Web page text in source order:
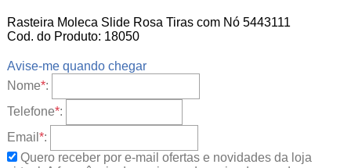
Rasteira Moleca Slide Rosa Tiras com Nó 5443111
Cod. do Produto: 18050
Avise-me quando chegar
Nome*:
Telefone*:
Email *:
Quero receber por e-mail ofertas e novidades da loja